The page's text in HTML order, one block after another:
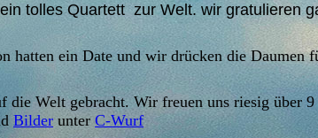
tolles Quartett zur Welt. wir gratulieren
hatten ein Date und wir drücken die Daumen
die Welt gebracht. Wir freuen uns riesig über 9
Bilder unter C-Wurf